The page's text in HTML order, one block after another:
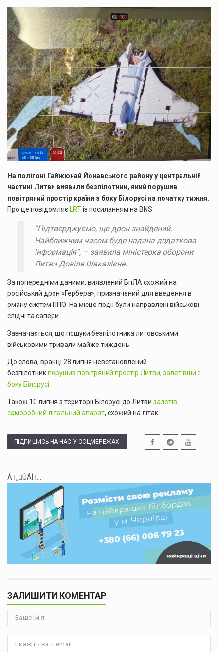
На полігоні Гайжюнай Йонавського району у центральній
частині Литви виявили безпілотник, який порушив
повітряний простір країни з боку Білорусі на початку тижня.
Про це повідомляєLRTіз посиланням на BNS.
“Підтверджуємо, що дрон знайдений.
Найближчим часом буде надана додаткова
інформація”, – заявила міністерка оборони
Литви Довіле Шакалієне.
За попередніми даними, виявлений БпЛА схожий на
російський дрон «Гербера», призначений для введення в
оману систем ППО. На місце події були направлені військові
слідчі та сапери.
Зазначається, що пошуки безпілотника литовськими
військовими тривали майже тиждень.
До слова, вранці 28 липня невстановлений
безпілотникпорушив повітряний простір Литви, залетівши з
боку Білорусі.
Також 10 липня з території Білорусі до Литви залетів
саморобний літальний апарат, схожий на літак.
ПІДПИШИСЬ НА НАС У СОЦМЕРЕЖАХ:
Á‡„ÛÁÍ‡...
ЗАЛИШИТИ КОМЕНТАР